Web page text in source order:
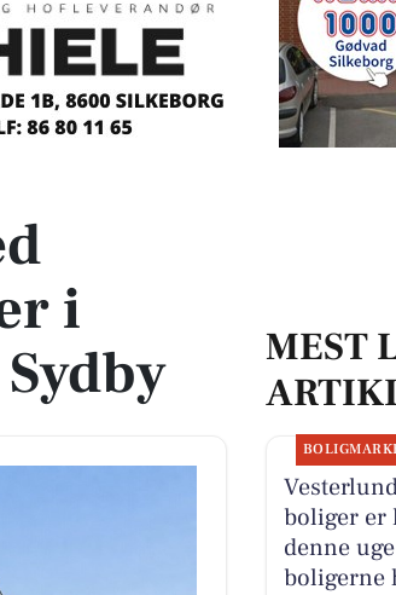
i
MEST
boliger er
denne
boligerne